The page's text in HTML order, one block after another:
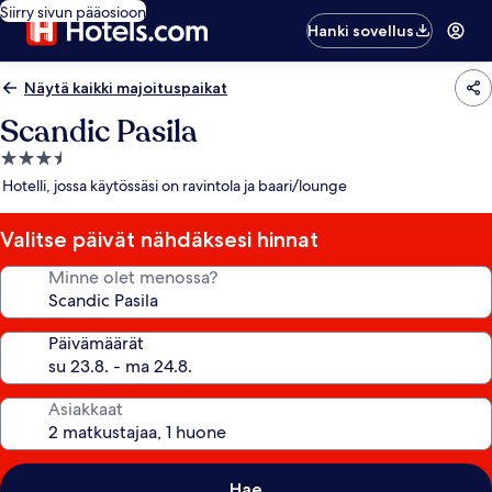
Siirry sivun pääosioon
Hanki sovellus
Näytä kaikki majoituspaikat
Scandic Pasila
3.5
tähden
Hotelli, jossa käytössäsi on ravintola ja baari/lounge
Valitse päivät nähdäksesi hinnat
Minne olet menossa?
Päivämäärät
Asiakkaat